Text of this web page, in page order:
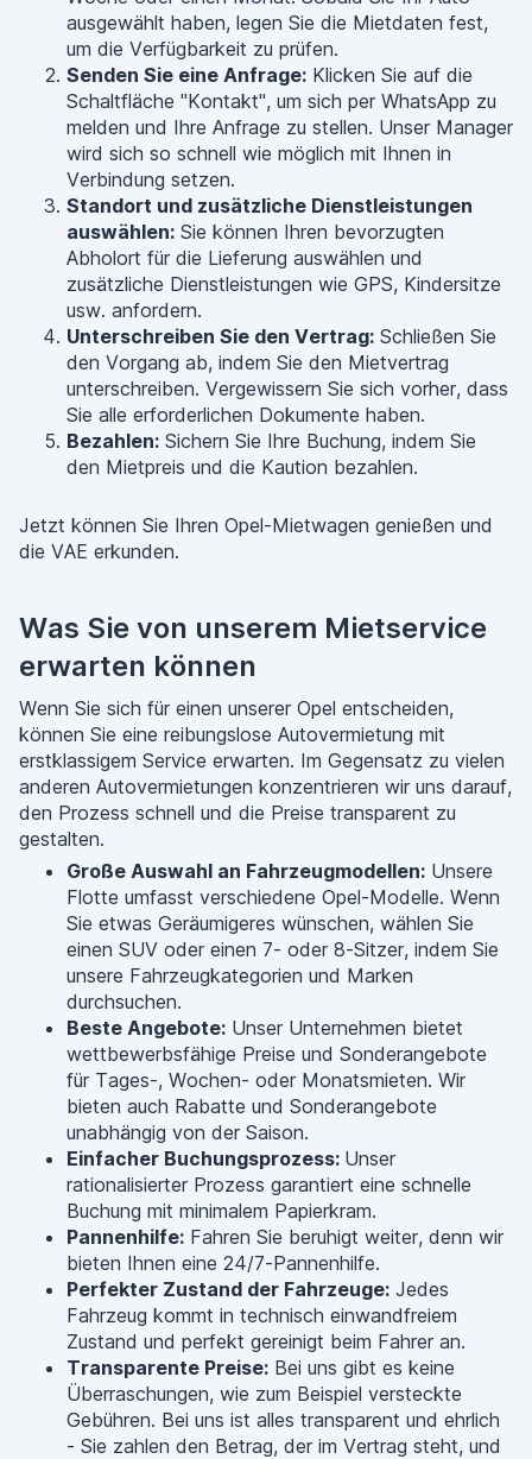
ausgewählt haben, legen Sie die Mietdaten fest,
um die Verfügbarkeit zu prüfen.
Senden Sie eine Anfrage: Klicken Sie auf die
Schaltfläche "Kontakt", um sich per WhatsApp zu
melden und Ihre Anfrage zu stellen. Unser Manager
wird sich so schnell wie möglich mit Ihnen in
Verbindung setzen.
Standort und zusätzliche Dienstleistungen
auswählen: Sie können Ihren bevorzugten
Abholort für die Lieferung auswählen und
zusätzliche Dienstleistungen wie GPS, Kindersitze
usw. anfordern.
Unterschreiben Sie den Vertrag: Schließen Sie
den Vorgang ab, indem Sie den Mietvertrag
unterschreiben. Vergewissern Sie sich vorher, dass
Sie alle erforderlichen Dokumente haben.
Bezahlen: Sichern Sie Ihre Buchung, indem Sie
den Mietpreis und die Kaution bezahlen.
Jetzt können Sie Ihren Opel-Mietwagen genießen und
die VAE erkunden.
Was Sie von unserem Mietservice
erwarten können
Wenn Sie sich für einen unserer Opel entscheiden,
können Sie eine reibungslose Autovermietung mit
erstklassigem Service erwarten. Im Gegensatz zu vielen
anderen Autovermietungen konzentrieren wir uns darauf,
den Prozess schnell und die Preise transparent zu
gestalten.
Große Auswahl an Fahrzeugmodellen: Unsere
Flotte umfasst verschiedene Opel-Modelle. Wenn
Sie etwas Geräumigeres wünschen, wählen Sie
einen SUV oder einen 7- oder 8-Sitzer, indem Sie
unsere Fahrzeugkategorien und Marken
durchsuchen.
Beste Angebote: Unser Unternehmen bietet
wettbewerbsfähige Preise und Sonderangebote
für Tages-, Wochen- oder Monatsmieten. Wir
bieten auch Rabatte und Sonderangebote
unabhängig von der Saison.
Einfacher Buchungsprozess: Unser
rationalisierter Prozess garantiert eine schnelle
Buchung mit minimalem Papierkram.
Pannenhilfe: Fahren Sie beruhigt weiter, denn wir
bieten Ihnen eine 24/7-Pannenhilfe.
Perfekter Zustand der Fahrzeuge: Jedes
Fahrzeug kommt in technisch einwandfreiem
Zustand und perfekt gereinigt beim Fahrer an.
Transparente Preise: Bei uns gibt es keine
Überraschungen, wie zum Beispiel versteckte
Gebühren. Bei uns ist alles transparent und ehrlich
- Sie zahlen den Betrag, der im Vertrag steht, und